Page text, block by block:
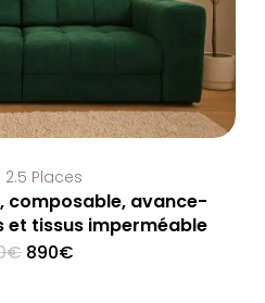
2.5 Places
composable, avance-
et tissus imperméable
€Original
890€